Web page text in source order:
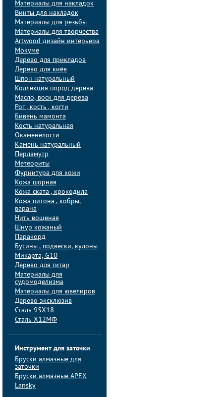
Материалы для накладок
Винты для накладок
Материалы для резьбы
Материалы для творчества
Artwood дизайн интерьера
Мокуме
Дерево для прикладов
Дерево для киёв
Шпон натуральный
Коллекция пород дерева
Масло, воск для дерева
Рог , кость , когти
Бивень мамонта
Кость натуральная
Окаменелости
Камень натуральный
Перламутр
Метеориты
Фурнитура для кожи
Кожа шорная
Кожа ската , крокодила
Кожа питона , кобры,
варана
Нить вощеная
Шнур кожаный
Паракорд
Бусины , подвески, кулоны
Микарта, G10
Дерево для гитар
Материалы для
судомоделизма
Материалы для ювелиров
Дерево эксклюзив
Сталь 95Х18
Сталь Х12МФ
Инструмент для заточки
Бруски алмазные для
заточки
Бруски алмазные APEX
Lansky